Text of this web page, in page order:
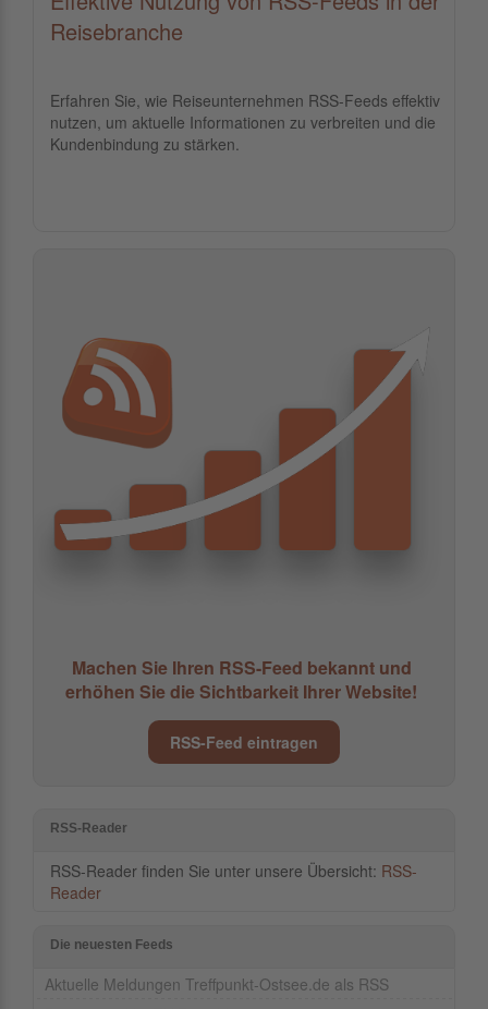
Reisebranche
Erfahren Sie, wie Reiseunternehmen RSS-Feeds effektiv
nutzen, um aktuelle Informationen zu verbreiten und die
Kundenbindung zu stärken.
Machen Sie Ihren RSS-Feed bekannt und
erhöhen Sie die Sichtbarkeit Ihrer Website!
RSS-Feed eintragen
RSS-Reader
RSS-Reader finden Sie unter unsere Übersicht: RSS-
Reader
Die neuesten Feeds
Aktuelle Meldungen Treffpunkt-Ostsee.de als RSS